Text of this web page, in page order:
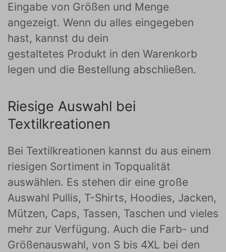
Eingabe von Größen und Menge
angezeigt. Wenn du alles eingegeben
hast, kannst du dein
gestaltetes Produkt in den Warenkorb
legen und die Bestellung abschließen.
Riesige Auswahl bei
Textilkreationen
Bei Textilkreationen kannst du aus einem
riesigen Sortiment in Topqualität
auswählen. Es stehen dir eine große
Auswahl Pullis, T-Shirts, Hoodies, Jacken,
Mützen, Caps, Tassen, Taschen und vieles
mehr zur Verfügung. Auch die Farb- und
Größenauswahl, von S bis 4XL bei den